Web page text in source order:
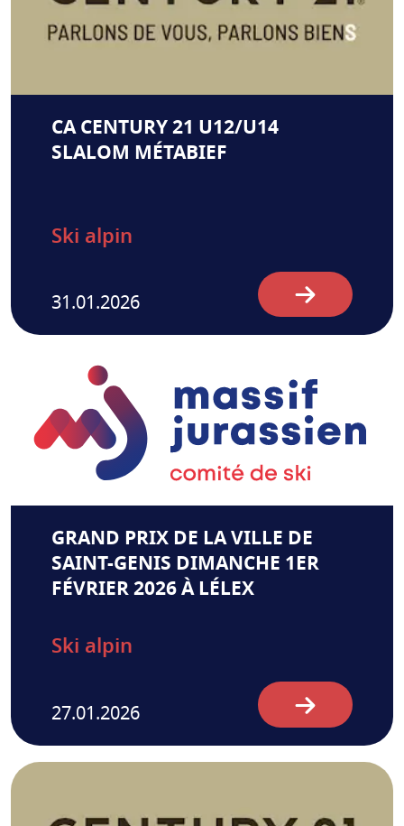
CA CENTURY 21 U12/U14
SLALOM MÉTABIEF
Ski alpin
31.01.2026
GRAND PRIX DE LA VILLE DE
SAINT-GENIS DIMANCHE 1ER
FÉVRIER 2026 À LÉLEX
Ski alpin
27.01.2026